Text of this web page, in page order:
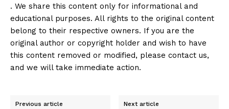
. We share this content only for informational and
educational purposes. All rights to the original content
belong to their respective owners. If you are the
original author or copyright holder and wish to have
this content removed or modified, please contact us,
and we will take immediate action.
Previous article Next article